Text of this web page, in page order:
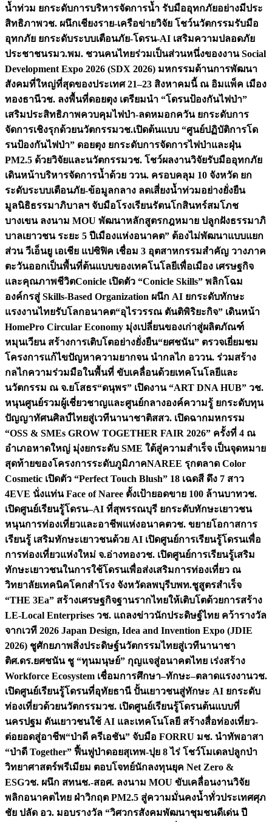
น้ำท่วม ยกระดับการบริหารจัดการน้ำ รับมืออุทกภัยอย่างมีประ
สิทธิภาพวช. ผนึกเชียงราย-เครือข่ายวิจัย โชว์นวัตกรรมรับมือ
อุทกภัย ยกระดับระบบเตือนภัย-โดรน-AI เสริมความปลอดภัย
ประชาชนรมว.พม. ชวนคนไทยร่วมเป็นส่วนหนึ่งของงาน Social
Development Expo 2026 (SDX 2026) มหกรรมด้านการพัฒนา
สังคมที่ใหญ่ที่สุดของประเทศ 21–23 สิงหาคมนี้ ณ อิมแพ็ค เมือง
ทองธานีวช. ลงพื้นที่ดอยตุง เตรียมนำ “โดรนป้องกันไฟป่า”
เสริมประสิทธิภาพควบคุมไฟป่า-ลดหมอกควัน ยกระดับการ
จัดการเชิงรุกด้วยนวัตกรรมวช.เปิดต้นแบบ “ศูนย์ปฏิบัติการโด
รนป้องกันไฟป่า” ดอยตุง ยกระดับการจัดการไฟป่าและฝุ่น
PM2.5 ด้วยวิจัยและนวัตกรรมวช. โชว์ผลงานวิจัยรับมืออุทกภัย
เดินหน้าบริหารจัดการน้ำด้วย ววน. ครอบคลุม 10 จังหวัด ยก
ระดับระบบเตือนภัย-ข้อมูลกลาง ลดเสี่ยงน้ำท่วมอย่างยั่งยืน
มูลนิธิธรรมาภิบาลฯ จับมือโรงเรียนรัตนโกสินทร์สมโภช
บางเขน ลงนาม MOU พัฒนาหลักสูตรกฎหมาย ปลูกฝังธรรมาภิ
บาลเยาวชน ระยะ 5 ปีเมืองแห่งอนาคต” ต้องไม่พัฒนาแบบแยก
ส่วน วีเอ็นยู เอเชีย แปซิฟิค เชื่อม 3 อุตสาหกรรมสำคัญ วางภาค
ตะวันออกเป็นพื้นที่ต้นแบบของเทคโนโลยีเพื่อเมือง เศรษฐกิจ
และคุณภาพชีวิตConicle เปิดตัว “Conicle Skills” พลิกโฉม
องค์กรสู่ Skills-Based Organization ผนึก AI ยกระดับทักษะ
แรงงานไทยรับโลกอนาคต“อุไรวรรณ ตันติพิริยะกิจ” เดินหน้า
HomePro Circular Economy มุ่งเปลี่ยนของเก่าสู่ผลิตภัณฑ์
หมุนเวียน สร้างการเติบโตอย่างยั่งยืน“ยศชนัน” ตรวจเยี่ยมชม
โครงการแก้ไขปัญหาความยากจน นำกลไก อววน. ร่วมสร้าง
กลไกความร่วมมือในพื้นที่ ขับเคลื่อนด้วยเทคโนโลยีและ
นวัตกรรม ณ จ.ยโสธร“ดนุพร” เปิดงาน “ART DNA HUB” วช.
หนุนศูนย์รวมผู้เชี่ยวชาญและศูนย์กลางองค์ความรู้ ยกระดับทุน
ปัญญาทัศนศิลป์ไทยสู่เวทีนานาชาติสสว. เปิดฉากมหกรรม
“OSS & SMEs GROW TOGETHER FAIR 2026” ครั้งที่ 4 ณ
อำเภอหาดใหญ่ มุ่งยกระดับ SME ใต้สู่ความสำเร็จ เป็นจุดหมาย
สุดท้ายของโครงการระดับภูมิภาคNAREE รุกตลาด Color
Cosmetic เปิดตัว “Perfect Touch Blush” 18 เฉดสี ดึง 7 สาว
4EVE นั่งแท่น Face of Naree ตั้งเป้ายอดขาย 100 ล้านบาทวช.
เปิดศูนย์เรียนรู้โดรน–AI ที่สุพรรณบุรี ยกระดับทักษะเยาวชน
หนุนการท่องเที่ยวและอาชีพแห่งอนาคตวช. ขยายโอกาสการ
เรียนรู้ เสริมทักษะเยาวชนด้วย AI เปิดศูนย์การเรียนรู้โดรนเพื่อ
การท่องเที่ยวแห่งใหม่ จ.อ่างทองวช. เปิดศูนย์การเรียนรู้เสริม
ทักษะเยาวชนในการใช้โดรนเพื่อส่งเสริมการท่องเที่ยว ณ
วิทยาลัยเทคนิคโคกสำโรง จังหวัดลพบุรีบพท.ชูสูตรสำเร็จ
“THE 3Ea” สร้างเศรษฐกิจฐานรากไทยให้เติบโตด้วยการสร้าง
LE-Local Enterprises วช. แถลงข่าวนักประดิษฐ์ไทย คว้ารางวัล
จากเวที 2026 Japan Design, Idea and Invention Expo (JDIE
2026) ชูศักยภาพสิ่งประดิษฐ์นวัตกรรมไทยสู่เวทีนานาชา
ติศ.ดร.ยศชนัน ชู “ทุนมนุษย์” กุญแจสู่อนาคตไทย เร่งสร้าง
Workforce Ecosystem เชื่อมการศึกษา–ทักษะ–ตลาดแรงงานวช.
เปิดศูนย์เรียนรู้โดรนที่อุทัยธานี ปั้นเยาวชนสู่ทักษะ AI ยกระดับ
ท่องเที่ยวด้วยนวัตกรรมวช. เปิดศูนย์เรียนรู้โดรนต้นแบบที่
นครปฐม ดันเยาวชนใช้ AI และเทคโนโลยี สร้างสื่อท่องเที่ยว-
ต่อยอดสู่อาชีพ“ป่าดี ครีเอชัน” จับมือ FORRU มช. นำทัพอาสา
“ป่าดี Together” ฟื้นฟูป่าดอยสุเทพ-ปุย 8 ไร่ โชว์โมเดลปลูกป่า
วิทยาศาสตร์พรีเมียม ตอบโจทย์นักลงทุนยุค Net Zero &
ESGวช. ผนึก สทนช.-สอศ. ลงนาม MOU ขับเคลื่อนงานวิจัย
พลิกอนาคตไทย ฝ่าวิกฤต PM2.5 สู่ความมั่นคงน้ำทั่วประเทศศุภ
ชัย ปลัด อว. มอบรางวัล “วิศวกรสังคมพัฒนาชุมชนดีเด่น ปี